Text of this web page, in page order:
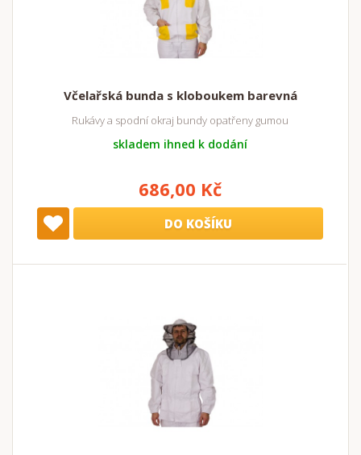
Včelařská bunda s kloboukem barevná
Rukávy a spodní okraj bundy opatřeny gumou
skladem ihned k dodání
686,00 Kč
DO KOŠÍKU